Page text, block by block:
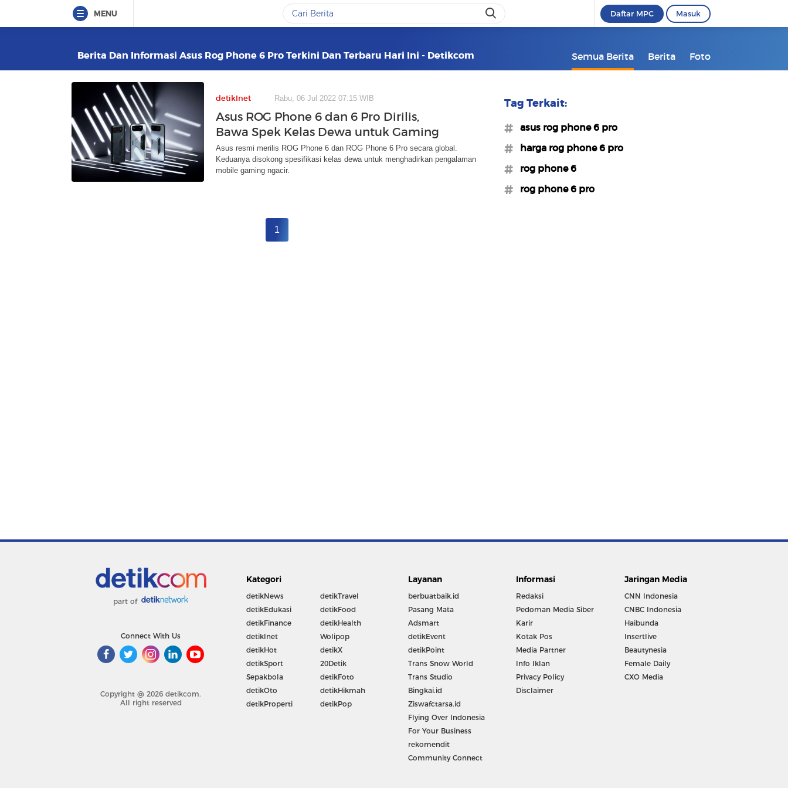
MENU Daftar MPC Masuk
Berita Dan Informasi Asus Rog Phone 6 Pro Terkini Dan Terbaru Hari Ini - Detikcom Semua Berita Berita Foto
detikInet Rabu, 06 Jul 2022 07:15 WIB
Asus ROG Phone 6 dan 6 Pro Dirilis,
Bawa Spek Kelas Dewa untuk Gaming
Asus resmi merilis ROG Phone 6 dan ROG Phone 6 Pro secara global.
Keduanya disokong spesifikasi kelas dewa untuk menghadirkan pengalaman
mobile gaming ngacir.
1
Tag Terkait:
#asus rog phone 6 pro
#harga rog phone 6 pro
#rog phone 6
#rog phone 6 pro
part of
Connect With Us
Copyright @ 2026 detikcom.
All right reserved
Kategori
detikNews
detikEdukasi
detikFinance
detikInet
detikHot
detikSport
Sepakbola
detikOto
detikProperti
detikTravel
detikFood
detikHealth
Wolipop
detikX
20Detik
detikFoto
detikHikmah
detikPop
Layanan
berbuatbaik.id
Pasang Mata
Adsmart
detikEvent
detikPoint
Trans Snow World
Trans Studio
Bingkai.id
Ziswafctarsa.id
Flying Over Indonesia
For Your Business
rekomendit
Community Connect
Informasi
Redaksi
Pedoman Media Siber
Karir
Kotak Pos
Media Partner
Info Iklan
Privacy Policy
Disclaimer
Jaringan Media
CNN Indonesia
CNBC Indonesia
Haibunda
Insertlive
Beautynesia
Female Daily
CXO Media